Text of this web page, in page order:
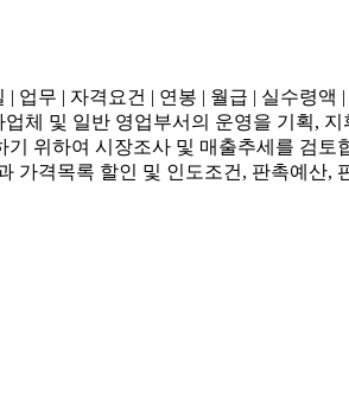
업무 | 자격요건 | 연봉 | 월급 | 실수령
체 및 일반 영업부서의 운영을 기획,
위하여 시장조사 및 매출추세를 검
가격목록 할인 및 인도조건, 판촉예